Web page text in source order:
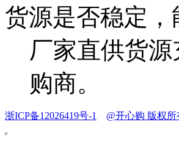
货源是否稳定
厂家直供货
购商。
浙ICP备12026419号-1 @开心购 版权所